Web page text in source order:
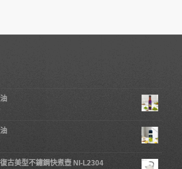
古美型不鏽鋼快煮壺 NI-L2304